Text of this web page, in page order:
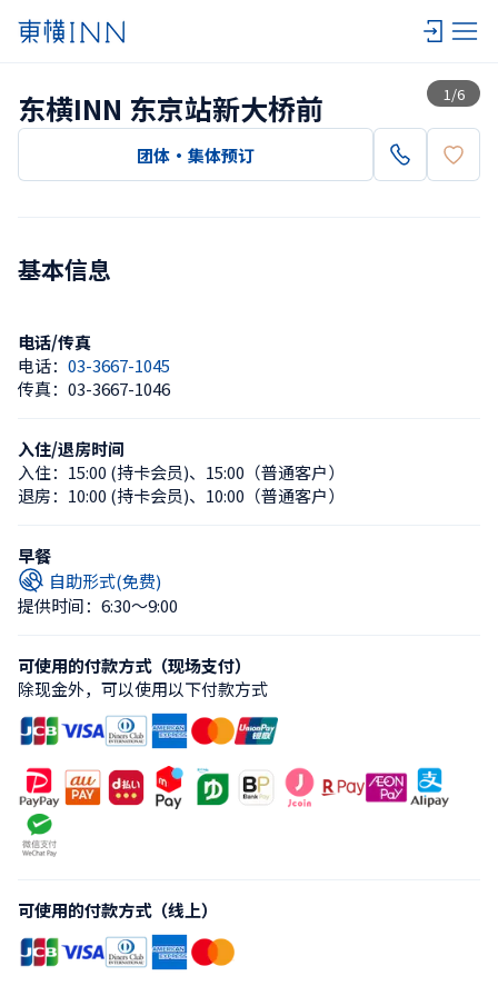
1 /6
查看一览
东横INN 东京站新大桥前
团体・集体预订
基本信息
电话/传真
电话： 03-3667-1045
传真： 03-3667-1046
入住/退房时间
入住： 15:00 (持卡会员)、 15:00（普通客户）
退房： 10:00 (持卡会员)、 10:00（普通客户）
早餐
自助形式(免费)
提供时间：6:30〜9:00
可使用的付款方式（现场支付）
除现金外，可以使用以下付款方式
可使用的付款方式（线上）